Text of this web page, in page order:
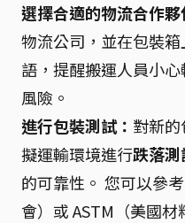
選擇合適的物流合作夥
物流公司，並在包裝
語，提醒搬運人員小
風險。
進行包裝測試： 對新
擬運輸環境進行跌落測
的可靠性。 您可以參
會）或 ASTM（美國